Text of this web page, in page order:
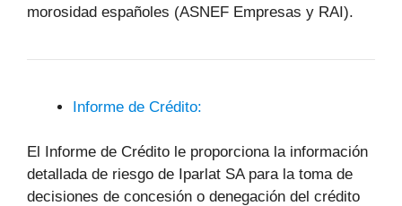
morosidad españoles (ASNEF Empresas y RAI).
Informe de Crédito:
El Informe de Crédito le proporciona la información
detallada de riesgo de Iparlat SA para la toma de
decisiones de concesión o denegación del crédito